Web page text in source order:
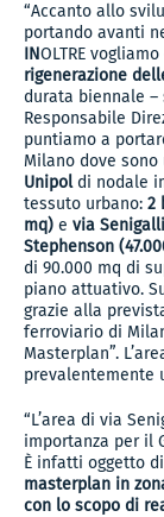
“Accanto allo
portando avanti
INOLTRE
rigenerazione
durata biennale
Responsabile
puntiamo a
Milano dove sono
Unipoldi nodale
tessuto urbano: 2
mq) e via
Stephenson
di 90.000 mq di
piano attuativo.
grazie alla
ferroviario di
Masterplan”.
prevalentemente
“L’area di via
importanza per il
È infatti oggetto
masterplan in
con lo scopo di